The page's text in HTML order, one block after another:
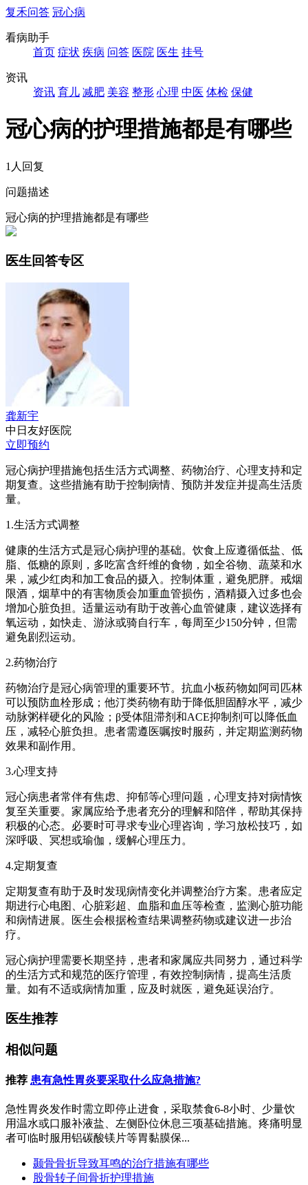
复禾问答 冠心病
看病助手
首页 症状 疾病 问答 医院 医生 挂号
资讯
资讯 育儿 减肥 美容 整形 心理 中医 体检 保健
冠心病的护理措施都是有哪些
1人回复
问题描述
冠心病的护理措施都是有哪些
医生回答专区
龚新宇
中日友好医院
立即预约
冠心病护理措施包括生活方式调整、药物治疗、心理支持和定
期复查。这些措施有助于控制病情、预防并发症并提高生活质
量。
1.生活方式调整
健康的生活方式是冠心病护理的基础。饮食上应遵循低盐、低
脂、低糖的原则，多吃富含纤维的食物，如全谷物、蔬菜和水
果，减少红肉和加工食品的摄入。控制体重，避免肥胖。戒烟
限酒，烟草中的有害物质会加重血管损伤，酒精摄入过多也会
增加心脏负担。适量运动有助于改善心血管健康，建议选择有
氧运动，如快走、游泳或骑自行车，每周至少150分钟，但需
避免剧烈运动。
2.药物治疗
药物治疗是冠心病管理的重要环节。抗血小板药物如阿司匹林
可以预防血栓形成；他汀类药物有助于降低胆固醇水平，减少
动脉粥样硬化的风险；β受体阻滞剂和ACE抑制剂可以降低血
压，减轻心脏负担。患者需遵医嘱按时服药，并定期监测药物
效果和副作用。
3.心理支持
冠心病患者常伴有焦虑、抑郁等心理问题，心理支持对病情恢
复至关重要。家属应给予患者充分的理解和陪伴，帮助其保持
积极的心态。必要时可寻求专业心理咨询，学习放松技巧，如
深呼吸、冥想或瑜伽，缓解心理压力。
4.定期复查
定期复查有助于及时发现病情变化并调整治疗方案。患者应定
期进行心电图、心脏彩超、血脂和血压等检查，监测心脏功能
和病情进展。医生会根据检查结果调整药物或建议进一步治
疗。
冠心病护理需要长期坚持，患者和家属应共同努力，通过科学
的生活方式和规范的医疗管理，有效控制病情，提高生活质
量。如有不适或病情加重，应及时就医，避免延误治疗。
医生推荐
相似问题
推荐 患有急性胃炎要采取什么应急措施?
急性胃炎发作时需立即停止进食，采取禁食6-8小时、少量饮
用温水或口服补液盐、左侧卧位休息三项基础措施。疼痛明显
者可临时服用铝碳酸镁片等胃黏膜保...
颞骨骨折导致耳鸣的治疗措施有哪些
股骨转子间骨折护理措施